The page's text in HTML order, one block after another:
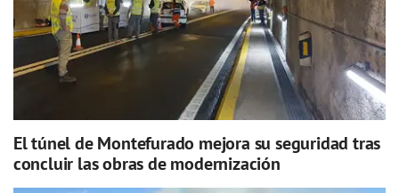
El túnel de Montefurado mejora su seguridad tras
concluir las obras de modernización